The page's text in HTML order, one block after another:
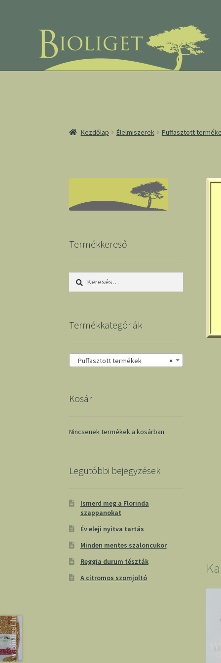
Kezdőlap Élelmiszerek Puffasztott
Termékkereső
Keresés:
Termékkategóriák
×
Puffasztott termékek
Kosár
Nincsenek termékek a kosárban.
Legutóbbi bejegyzések
Ismerd meg a Florinda
szappanokat
Év eleji nyitva tartás
Minden mentes szaloncukor
Reggia durum tészták
A citromos szomjoltó